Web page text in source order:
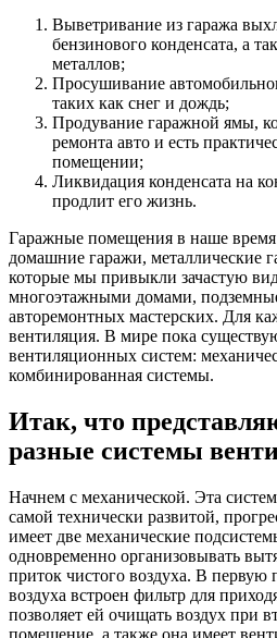
Выветривание из гаража
бензинового конденсата, а
металлов;
Просушивание
таких как снег и дождь;
Продувание гаражной ямы,
ремонта авто и есть
помещении;
Ликвидация конденсата на
продлит его жизнь.
Гаражные помещения в наше
домашние гаражи, металлические
которые мы привыкли зачастую
многоэтажными домами,
авторемонтных мастерских. Для
вентиляция. В мире пока
вентиляционных систем:
комбинированная системы.
Итак, что
разные системы
Начнем с механической. Эта
самой технически развитой,
имеет две механические
одновременно организовывать
приток чистого воздуха. В первую
воздуха встроен фильтр для
позволяет ей очищать воздух при